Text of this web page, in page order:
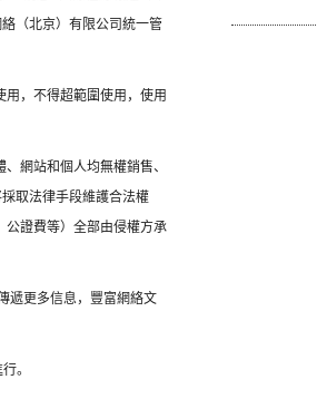
（北京）有限公司統一管
，不得超範圍使用，使用
網站和個人均無權銷售、
取法律手段維護合法權
公證費等）全部由侵權方承
遞更多信息，豐富網絡文
。